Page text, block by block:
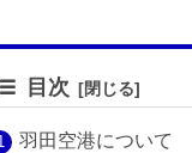
目次
羽田空港について